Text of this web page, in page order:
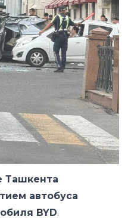
Ташкента
автобуса
BYD.